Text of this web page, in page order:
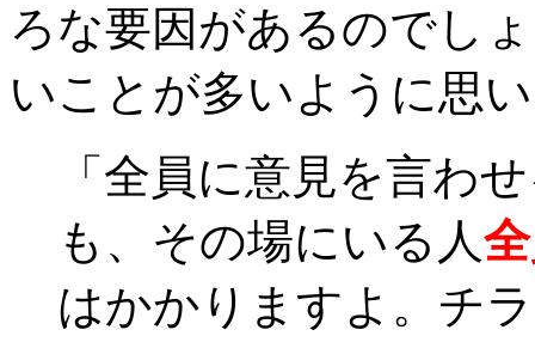
ろな要因があるのでし
いことが多いように思
「全員に意見を言わ
も、その場にいる人
はかかりますよ。チ